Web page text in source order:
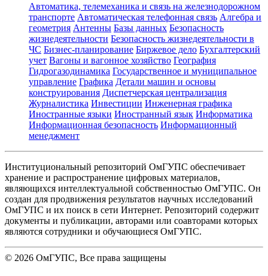
Автоматика, телемеханика и связь на железнодорожном
транспорте Автоматическая телефонная связь Алгебра и
геометрия Антенны Базы данных Безопасность
жизнедеятельности Безопасность жизнедеятельности в
ЧС Бизнес-планирование Биржевое дело Бухгалтерский
учет Вагоны и вагонное хозяйство География
Гидрогазодинамика Государственное и муниципальное
управление Графика Детали машин и основы
конструирования Диспетчерская централизация
Журналистика Инвестиции Инженерная графика
Иностранные языки Иностранный язык Информатика
Информационная безопасность Информационный
менеджмент
Институциональный репозиторий ОмГУПС обеспечивает
хранение и распространение цифровых материалов,
являющихся интеллектуальной собственностью ОмГУПС. Он
создан для продвижения результатов научных исследований
ОмГУПС и их поиск в сети Интернет. Репозиторий содержит
документы и публикации, авторами или соавторами которых
являются сотрудники и обучающиеся ОмГУПС.
© 2026 ОмГУПС, Все права защищены